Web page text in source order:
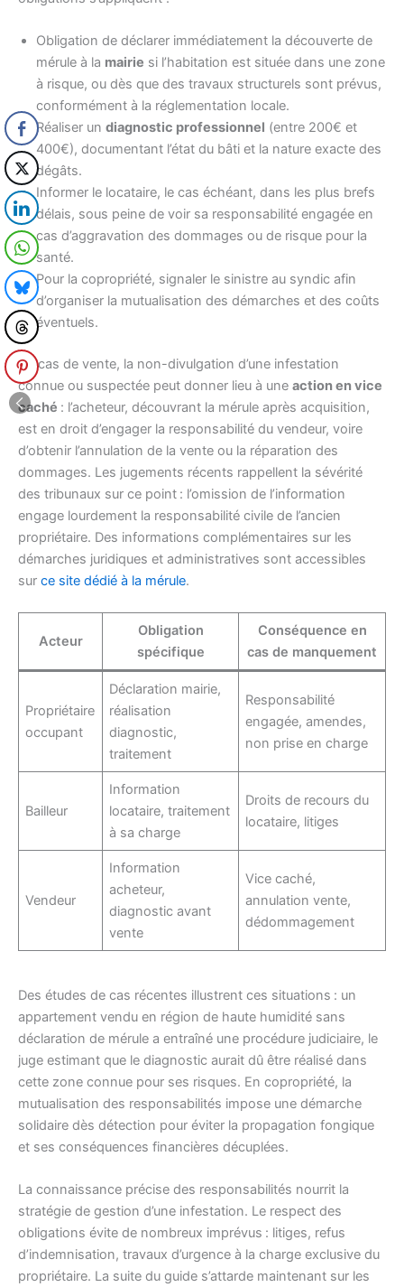
Obligation de déclarer immédiatement la découverte de
mérule à la mairie si l’habitation est située dans une zone
à risque, ou dès que des travaux structurels sont prévus,
conformément à la réglementation locale.
Réaliser un diagnostic professionnel (entre 200€ et
400€), documentant l’état du bâti et la nature exacte des
dégâts.
Informer le locataire, le cas échéant, dans les plus brefs
délais, sous peine de voir sa responsabilité engagée en
cas d’aggravation des dommages ou de risque pour la
santé.
Pour la copropriété, signaler le sinistre au syndic afin
d’organiser la mutualisation des démarches et des coûts
éventuels.
En cas de vente, la non-divulgation d’une infestation
connue ou suspectée peut donner lieu à une action en vice
caché : l’acheteur, découvrant la mérule après acquisition,
est en droit d’engager la responsabilité du vendeur, voire
d’obtenir l’annulation de la vente ou la réparation des
dommages. Les jugements récents rappellent la sévérité
des tribunaux sur ce point : l’omission de l’information
engage lourdement la responsabilité civile de l’ancien
propriétaire. Des informations complémentaires sur les
démarches juridiques et administratives sont accessibles
sur ce site dédié à la mérule.
Acteur
Obligation
spécifique
Conséquence en
cas de manquement
Propriétaire
occupant
Déclaration mairie,
réalisation
diagnostic,
traitement
Responsabilité
engagée, amendes,
non prise en charge
Bailleur
Information
locataire, traitement
à sa charge
Droits de recours du
locataire, litiges
Vendeur
Information
acheteur,
diagnostic avant
vente
Vice caché,
annulation vente,
dédommagement
Des études de cas récentes illustrent ces situations : un
appartement vendu en région de haute humidité sans
déclaration de mérule a entraîné une procédure judiciaire, le
juge estimant que le diagnostic aurait dû être réalisé dans
cette zone connue pour ses risques. En copropriété, la
mutualisation des responsabilités impose une démarche
solidaire dès détection pour éviter la propagation fongique
et ses conséquences financières décuplées.
La connaissance précise des responsabilités nourrit la
stratégie de gestion d’une infestation. Le respect des
obligations évite de nombreux imprévus : litiges, refus
d’indemnisation, travaux d’urgence à la charge exclusive du
propriétaire. La suite du guide s’attarde maintenant sur les